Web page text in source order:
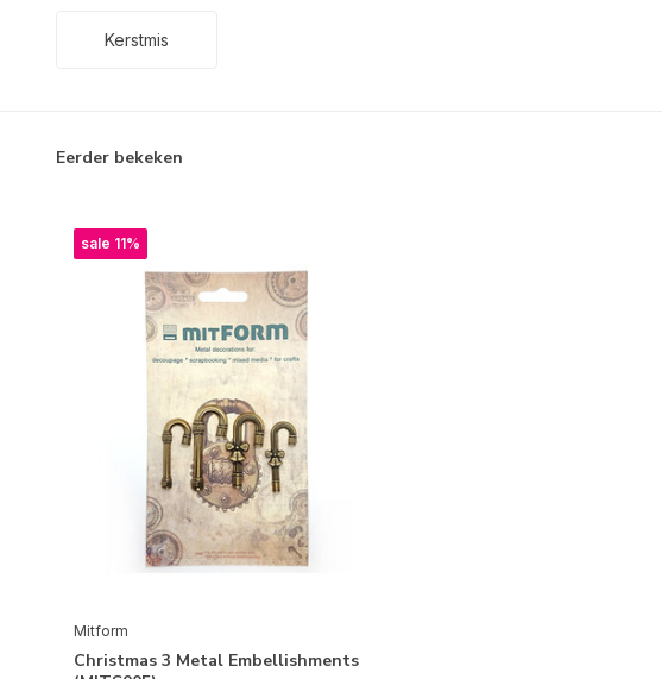
Kerstmis
Eerder bekeken
sale 11%
Mitform
Christmas 3 Metal Embellishments